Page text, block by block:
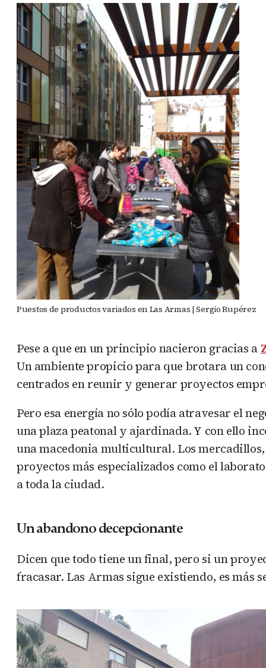
Puestos de productos variados en Las Armas | Sergio Rupérez
Pese a que en un principio nacieron gracias a
Un ambiente propicio para que brotara un
centrados en reunir y generar proyectos
Pero esa energía no sólo podía atravesar el
una plaza peatonal y ajardinada. Y con ello
una macedonia multicultural. Los
proyectos más especializados como el
a toda la ciudad.
Un abandono decepcionante
Dicen que todo tiene un final, pero si un
fracasar. Las Armas sigue existiendo, es más